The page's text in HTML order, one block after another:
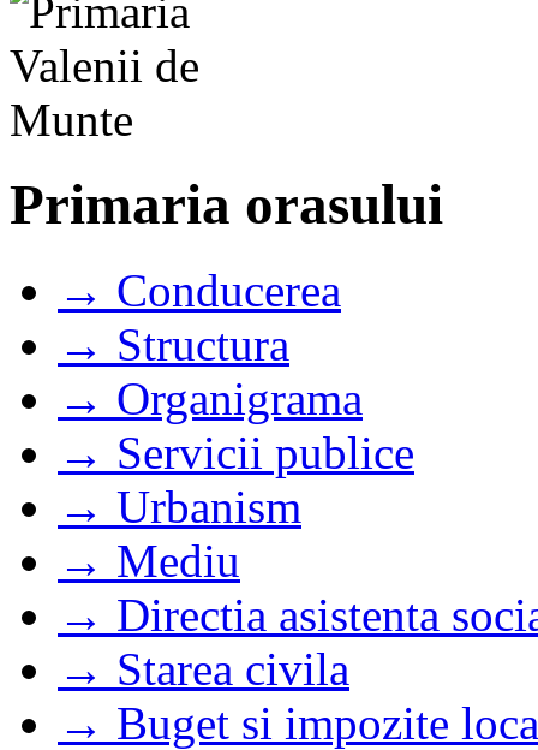
Primaria orasului
→ Conducerea
→ Structura
→ Organigrama
→ Servicii publice
→ Urbanism
→ Mediu
→ Directia asistenta
→ Starea civila
→ Buget si impozite